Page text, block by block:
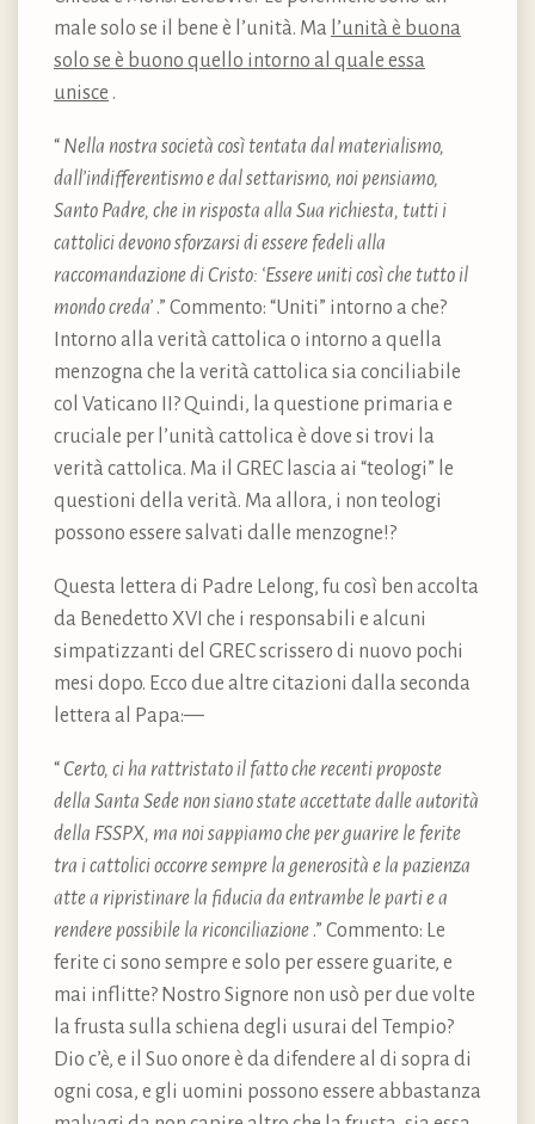
male solo se il bene è l’unità. Ma l’unità è buona
solo se è buono quello intorno al quale essa
unisce .
“ Nella nostra società così tentata dal materialismo,
dall’indifferentismo e dal settarismo, noi pensiamo,
Santo Padre, che in risposta alla Sua richiesta, tutti i
cattolici devono sforzarsi di essere fedeli alla
raccomandazione di Cristo: ‘Essere uniti così che tutto il
mondo creda’ .” Commento: “Uniti” intorno a che?
Intorno alla verità cattolica o intorno a quella
menzogna che la verità cattolica sia conciliabile
col Vaticano II? Quindi, la questione primaria e
cruciale per l’unità cattolica è dove si trovi la
verità cattolica. Ma il GREC lascia ai “teologi” le
questioni della verità. Ma allora, i non teologi
possono essere salvati dalle menzogne!?
Questa lettera di Padre Lelong, fu così ben accolta
da Benedetto XVI che i responsabili e alcuni
simpatizzanti del GREC scrissero di nuovo pochi
mesi dopo. Ecco due altre citazioni dalla seconda
lettera al Papa:—
“ Certo, ci ha rattristato il fatto che recenti proposte
della Santa Sede non siano state accettate dalle autorità
della FSSPX, ma noi sappiamo che per guarire le ferite
tra i cattolici occorre sempre la generosità e la pazienza
atte a ripristinare la fiducia da entrambe le parti e a
rendere possibile la riconciliazione .” Commento: Le
ferite ci sono sempre e solo per essere guarite, e
mai inflitte? Nostro Signore non usò per due volte
la frusta sulla schiena degli usurai del Tempio?
Dio c’è, e il Suo onore è da difendere al di sopra di
ogni cosa, e gli uomini possono essere abbastanza